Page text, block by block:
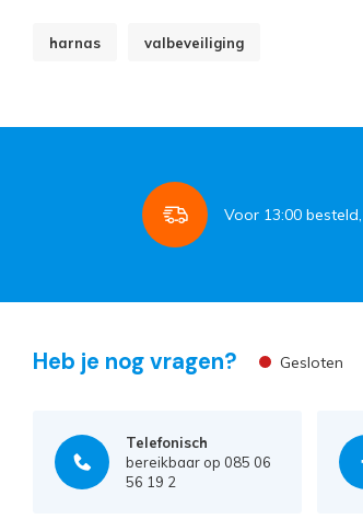
harnas valbeveiliging
Voor 13:00
Heb je nog vragen? Gesloten
Telefonisch
bereikbaar op 085 06
56 19 2